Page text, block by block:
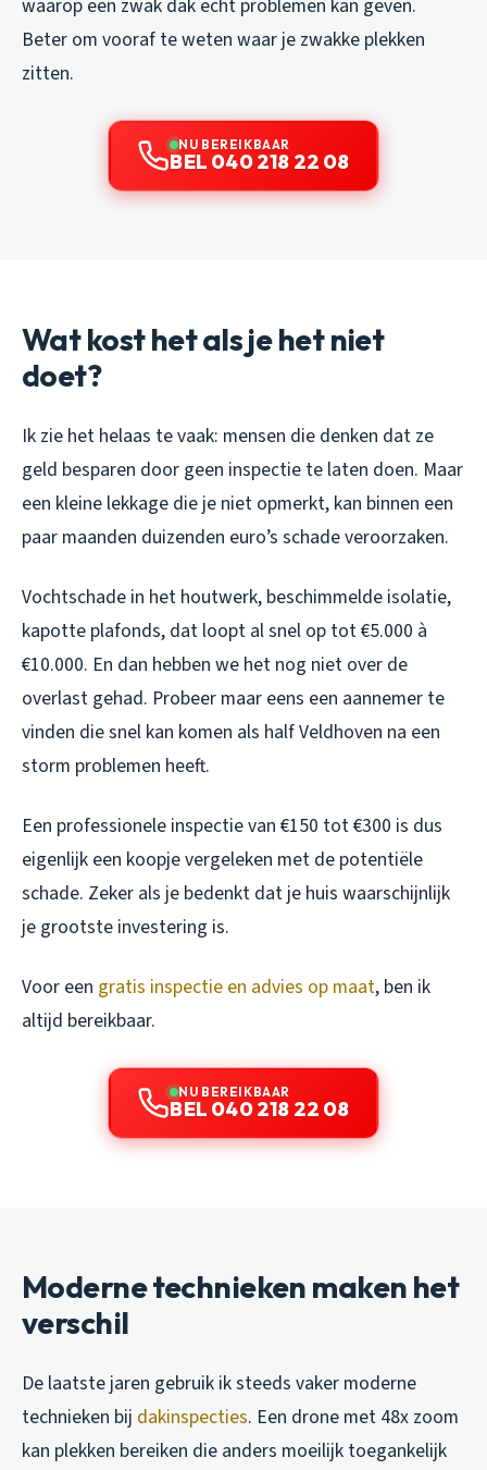
waarop een zwak dak echt problemen kan geven.
Beter om vooraf te weten waar je zwakke plekken
zitten.
NU BEREIKBAAR
BEL 040 218 22 08
Wat kost het als je het niet
doet?
Ik zie het helaas te vaak: mensen die denken dat ze
geld besparen door geen inspectie te laten doen. Maar
een kleine lekkage die je niet opmerkt, kan binnen een
paar maanden duizenden euro’s schade veroorzaken.
Vochtschade in het houtwerk, beschimmelde isolatie,
kapotte plafonds, dat loopt al snel op tot €5.000 à
€10.000. En dan hebben we het nog niet over de
overlast gehad. Probeer maar eens een aannemer te
vinden die snel kan komen als half Veldhoven na een
storm problemen heeft.
Een professionele inspectie van €150 tot €300 is dus
eigenlijk een koopje vergeleken met de potentiële
schade. Zeker als je bedenkt dat je huis waarschijnlijk
je grootste investering is.
Voor een gratis inspectie en advies op maat, ben ik
altijd bereikbaar.
NU BEREIKBAAR
BEL 040 218 22 08
Moderne technieken maken het
verschil
De laatste jaren gebruik ik steeds vaker moderne
technieken bij dakinspecties. Een drone met 48x zoom
kan plekken bereiken die anders moeilijk toegankelijk